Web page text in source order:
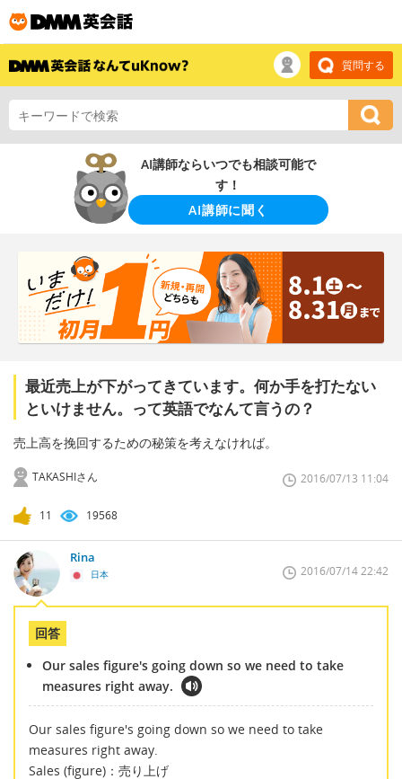
質問する
AI講師ならいつでも相談可能で
す！
AI講師に聞く
最近売上が下がってきています。何か手を打たない
といけません。って英語でなんて言うの？
売上高を挽回するための秘策を考えなければ。
TAKASHIさん 2016/07/13 11:04
11 19568
Rina
日本 2016/07/14 22:42
回答
Our sales figure's going down so we need to take
measures right away.
Our sales figure's going down so we need to take
measures right away.
Sales (figure)：売り上げ